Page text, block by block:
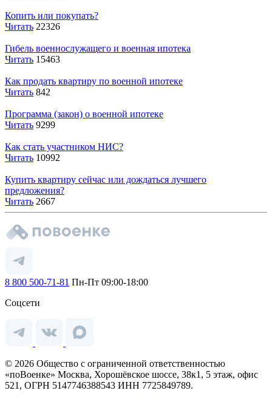
Копить или покупать?
Читать 22326
Гибель военнослужащего и военная ипотека
Читать 15463
Как продать квартиру по военной ипотеке
Читать 842
Программа (закон) о военной ипотеке
Читать 9299
Как стать участником НИС?
Читать 10992
Купить квартиру сейчас или дождаться лучшего
предложения?
Читать 2667
8 800 500-71-81 Пн-Пт 09:00-18:00
Соцсети
© 2026 Общество с ограниченной ответственностью
«поВоенке» Москва, Хорошёвское шоссе, 38к1, 5 этаж, офис
521, ОГРН 5147746388543 ИНН 7725849789.